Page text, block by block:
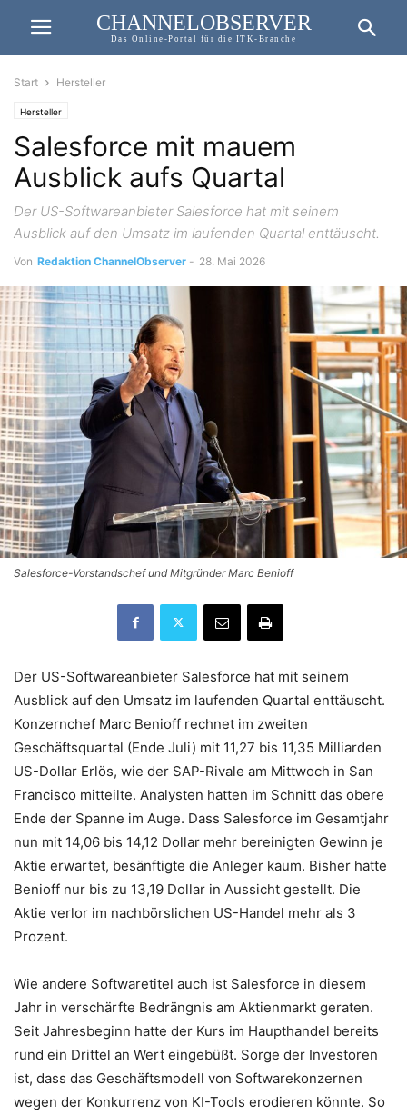
CHANNELOBSERVER
Das Online-Portal für die ITK-Branche
Start Hersteller
Hersteller
Salesforce mit mauem
Ausblick aufs Quartal
Der US-Softwareanbieter Salesforce hat mit seinem
Ausblick auf den Umsatz im laufenden Quartal enttäuscht.
Von Redaktion ChannelObserver - 28. Mai 2026
Salesforce-Vorstandschef und Mitgründer Marc Benioff
Der US-Softwareanbieter Salesforce hat mit seinem
Ausblick auf den Umsatz im laufenden Quartal enttäuscht.
Konzernchef Marc Benioff rechnet im zweiten
Geschäftsquartal (Ende Juli) mit 11,27 bis 11,35 Milliarden
US-Dollar Erlös, wie der SAP-Rivale am Mittwoch in San
Francisco mitteilte. Analysten hatten im Schnitt das obere
Ende der Spanne im Auge. Dass Salesforce im Gesamtjahr
nun mit 14,06 bis 14,12 Dollar mehr bereinigten Gewinn je
Aktie erwartet, besänftigte die Anleger kaum. Bisher hatte
Benioff nur bis zu 13,19 Dollar in Aussicht gestellt. Die
Aktie verlor im nachbörslichen US-Handel mehr als 3
Prozent.
Wie andere Softwaretitel auch ist Salesforce in diesem
Jahr in verschärfte Bedrängnis am Aktienmarkt geraten.
Seit Jahresbeginn hatte der Kurs im Haupthandel bereits
rund ein Drittel an Wert eingebüßt. Sorge der Investoren
ist, dass das Geschäftsmodell von Softwarekonzernen
wegen der Konkurrenz von KI-Tools erodieren könnte. So